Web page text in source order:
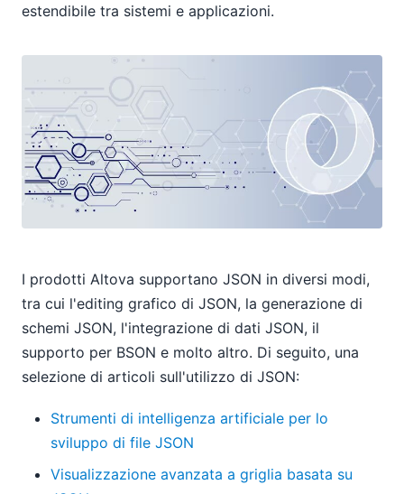
estendibile tra sistemi e applicazioni.
I prodotti Altova supportano JSON in diversi modi,
tra cui l'editing grafico di JSON, la generazione di
schemi JSON, l'integrazione di dati JSON, il
supporto per BSON e molto altro. Di seguito, una
selezione di articoli sull'utilizzo di JSON:
Strumenti di intelligenza artificiale per lo
sviluppo di file JSON
Visualizzazione avanzata a griglia basata su